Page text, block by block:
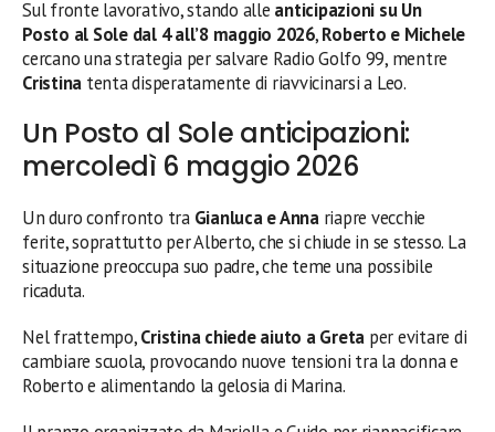
Sul fronte lavorativo, stando alle anticipazioni su Un
Posto al Sole dal 4 all’8 maggio 2026,Roberto e Michele
cercano una strategia per salvare Radio Golfo 99, mentre
Cristina tenta disperatamente di riavvicinarsi a Leo.
Un Posto al Sole anticipazioni:
mercoledì 6 maggio 2026
Un duro confronto tra Gianluca e Annariapre vecchie
ferite, soprattutto per Alberto, che si chiude in se stesso. La
situazione preoccupa suo padre, che teme una possibile
ricaduta.
Nel frattempo,Cristina chiede aiuto a Greta per evitare di
cambiare scuola, provocando nuove tensioni tra la donna e
Roberto e alimentando la gelosia di Marina.